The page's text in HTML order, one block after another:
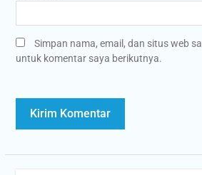
Simpan nama, email, dan situs web
untuk komentar saya berikutnya.